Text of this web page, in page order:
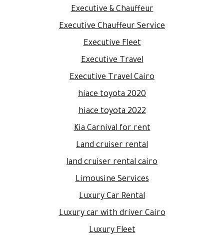
Executive & Chauffeur
Executive Chauffeur Service
Executive Fleet
Executive Travel
Executive Travel Cairo
hiace toyota 2020
hiace toyota 2022
Kia Carnival for rent
Land cruiser rental
land cruiser rental cairo
Limousine Services
Luxury Car Rental
Luxury car with driver Cairo
Luxury Fleet